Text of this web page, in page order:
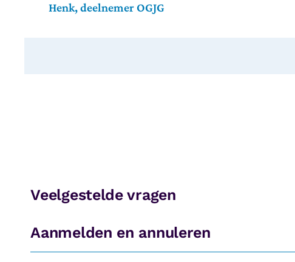
Henk, deelnemer OGJG
Veelgestelde vragen
Aanmelden en annuleren